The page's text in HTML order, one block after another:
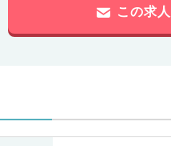
この求